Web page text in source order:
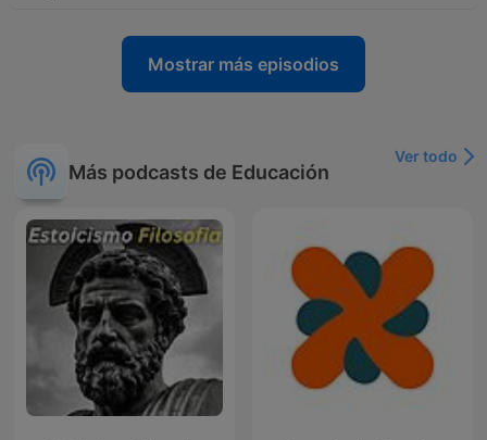
Mostrar más episodios
Más podcasts de Educación
Ver todo